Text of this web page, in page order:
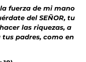
fuerza de mi mano
del SEÑOR, tu
las riquezas, a
padres, como en